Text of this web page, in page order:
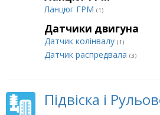
Ланцюг ГРМ (1)
Датчики двигуна
Датчик колінвалу (1)
Датчик распредвала (3)
Підвіска і